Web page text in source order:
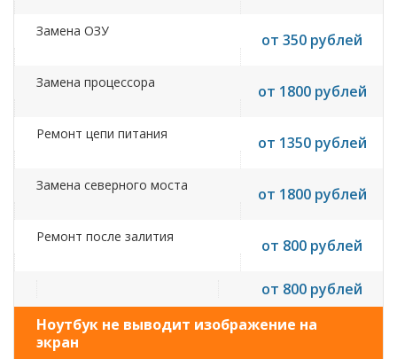
Замена ОЗУ от 350 рублей
Замена процессора от 1800 рублей
Ремонт цепи питания от 1350 рублей
Замена северного моста от 1800 рублей
Ремонт после залития от 800 рублей
от 800 рублей
Ноутбук не выводит изображение на
экран